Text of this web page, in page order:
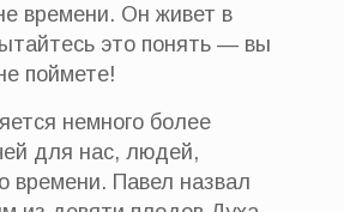
времени. Он живет в
это понять — вы
поймете!
немного более
для нас, людей,
времени. Павел назвал